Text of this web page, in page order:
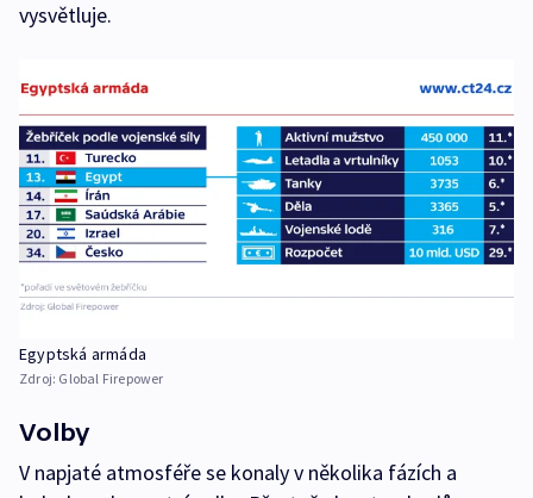
vysvětluje.
Egyptská armáda
Zdroj: Global Firepower
Volby
V napjaté atmosféře se konaly v několika fázích a